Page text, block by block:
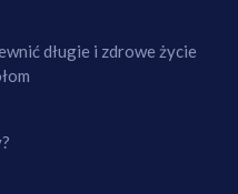
długie i zdrowe życie